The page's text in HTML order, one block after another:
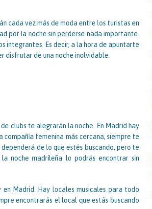
cada vez más de moda entre los turistas en
por la noche sin perderse nada importante.
integrantes. Es decir, a la hora de apuntarte
disfrutar de una noche inolvidable.
clubs te alegrarán la noche. En Madrid hay
compañía femenina más cercana, siempre te
dependerá de lo que estés buscando, pero te
noche madrileña lo podrás encontrar sin
Madrid. Hay locales musicales para todo
encontrarás el local que estás buscando